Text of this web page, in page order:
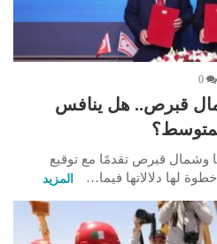
0
قبرص.. هل ينافس
وشمال قبرص تقدمًا مع توقيع
لها دلالاتها فيما…
المزيد